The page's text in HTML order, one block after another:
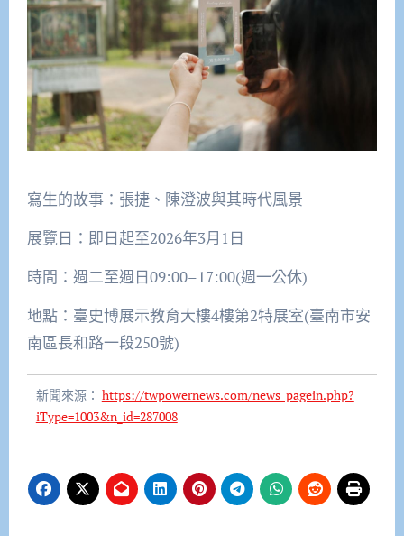
寫生的故事：張捷、陳澄波與其時代風景
展覽日：即日起至2026年3月1日
時間：週二至週日09:00–17:00(週一公休)
地點：臺史博展示教育大樓4樓第2特展室(臺南市安
南區長和路一段250號)
新聞來源： https://twpowernews.com/news_pagein.php?
iType=1003&n_id=287008